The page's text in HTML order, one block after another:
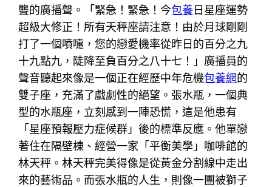
聾的廣播聲。「緊急！緊急！今包養日星座運勢
超級大修正！所有天秤座請注意！由於月球剛剛
打了一個噴嚏，您的戀愛機率從昨日的百分之九
十九點九，陡降至負百分之八十七！」廣播員的
聲音聽起來像是一個正在經歷中年危機包養網的
雙子座，充滿了戲劇性的絕望。張水瓶，一個典
型的水瓶座，立刻感到一陣恐慌，這是他患有
「星座預報壓力症候群」後的標準反應。他單戀
著住在隔壁棟、經營一家「平衡美學」咖啡館的
林天秤。林天秤完美得像是從黃金分割線中走出
來的藝術品。而張水瓶的人生，則像一團被獅子